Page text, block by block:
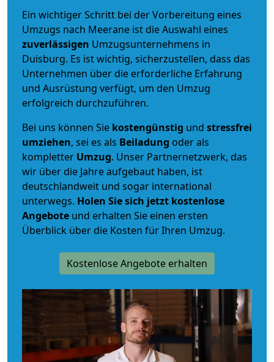
Ein wichtiger Schritt bei der Vorbereitung eines
Umzugs nach Meerane ist die Auswahl eines
zuverlässigen Umzugsunternehmens in
Duisburg. Es ist wichtig, sicherzustellen, dass das
Unternehmen über die erforderliche Erfahrung
und Ausrüstung verfügt, um den Umzug
erfolgreich durchzuführen.
Bei uns können Sie kostengünstig und stressfrei
umziehen, sei es als Beiladung oder als
kompletter Umzug. Unser Partnernetzwerk, das
wir über die Jahre aufgebaut haben, ist
deutschlandweit und sogar international
unterwegs. Holen Sie sich jetzt kostenlose
Angebote und erhalten Sie einen ersten
Überblick über die Kosten für Ihren Umzug.
Kostenlose Angebote erhalten